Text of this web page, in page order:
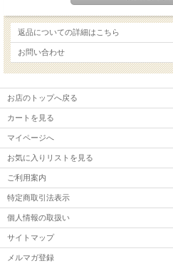
返品についての詳細はこちら
お問い合わせ
お店のトップへ戻る
カートを見る
マイページへ
お気に入りリストを見る
ご利用案内
特定商取引法表示
個人情報の取扱い
サイトマップ
メルマガ登録